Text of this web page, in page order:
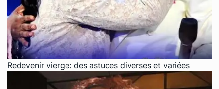
Redevenir vierge: des astuces diverses et variées